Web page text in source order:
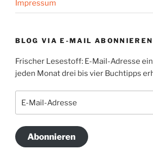
Impressum
BLOG VIA E-MAIL ABONNIEREN
Frischer Lesestoff: E-Mail-Adresse
jeden Monat drei bis vier Buchtipps
Abonnieren